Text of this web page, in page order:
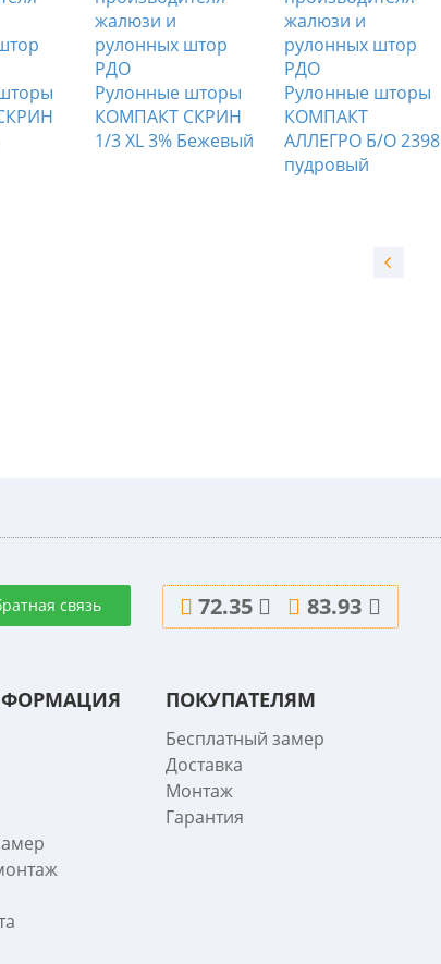
Рулонные шторы
КОМПАКТ СКРИН
1/3 XL 3% Бежевый
Рулонные шторы
КОМПАКТ
АЛЛЕГРО Б/О 2398
пудровый
связь 72.35 83.93
ПОКУПАТЕЛЯМ
Бесплатный замер
Доставка
Монтаж
Гарантия